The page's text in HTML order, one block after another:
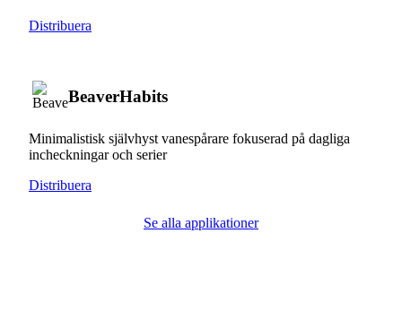
Distribuera
BeaverHabits
Minimalistisk självhyst vanespårare fokuserad på dagliga
incheckningar och serier
Distribuera
Se alla applikationer